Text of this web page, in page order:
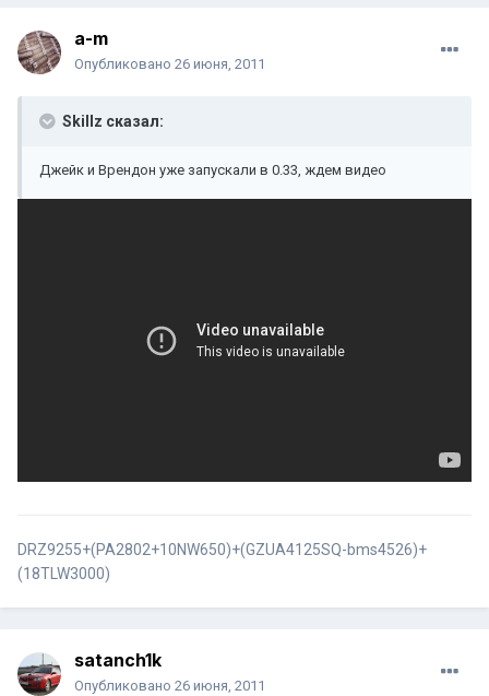
a-m
Опубликовано 26 июня, 2011
Skillz сказал:
Джейк и Врендон уже запускали в 0.33, ждем видео
DRZ9255+(PA2802+10NW650)+(GZUA4125SQ-bms4526)+
(18TLW3000)
satanch1k
Опубликовано 26 июня, 2011